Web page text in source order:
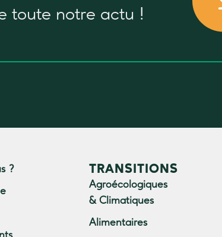
toute notre actu !
? TRANSITIONS
Agroécologiques
& Climatiques
Alimentaires